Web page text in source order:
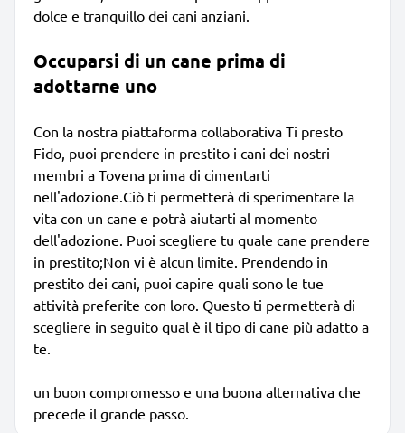
dolce e tranquillo dei cani anziani.
Occuparsi di un cane prima di
adottarne uno
Con la nostra piattaforma collaborativa Ti presto
Fido, puoi prendere in prestito i cani dei nostri
membri a Tovena prima di cimentarti
nell'adozione.Ciò ti permetterà di sperimentare la
vita con un cane e potrà aiutarti al momento
dell'adozione. Puoi scegliere tu quale cane prendere
in prestito;Non vi è alcun limite. Prendendo in
prestito dei cani, puoi capire quali sono le tue
attività preferite con loro. Questo ti permetterà di
scegliere in seguito qual è il tipo di cane più adatto a
te.
un buon compromesso e una buona alternativa che
precede il grande passo.